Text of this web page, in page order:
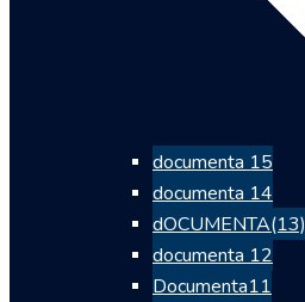
documenta 15
documenta 14
dOCUMENTA(13)
documenta 12
Documenta11